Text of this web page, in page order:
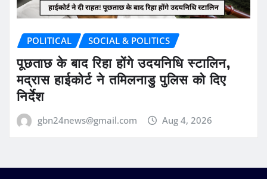
POLITICAL SOCIAL & POLITICS
पूछताछ के बाद रिहा होंगे उदयनिधि स्टालिन,
मद्रास हाईकोर्ट ने तमिलनाडु पुलिस को दिए
निर्देश
gbn24news@gmail.com Aug 4, 2026